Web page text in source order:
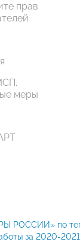
прав
меры
РОССИИ» по
за 2020-